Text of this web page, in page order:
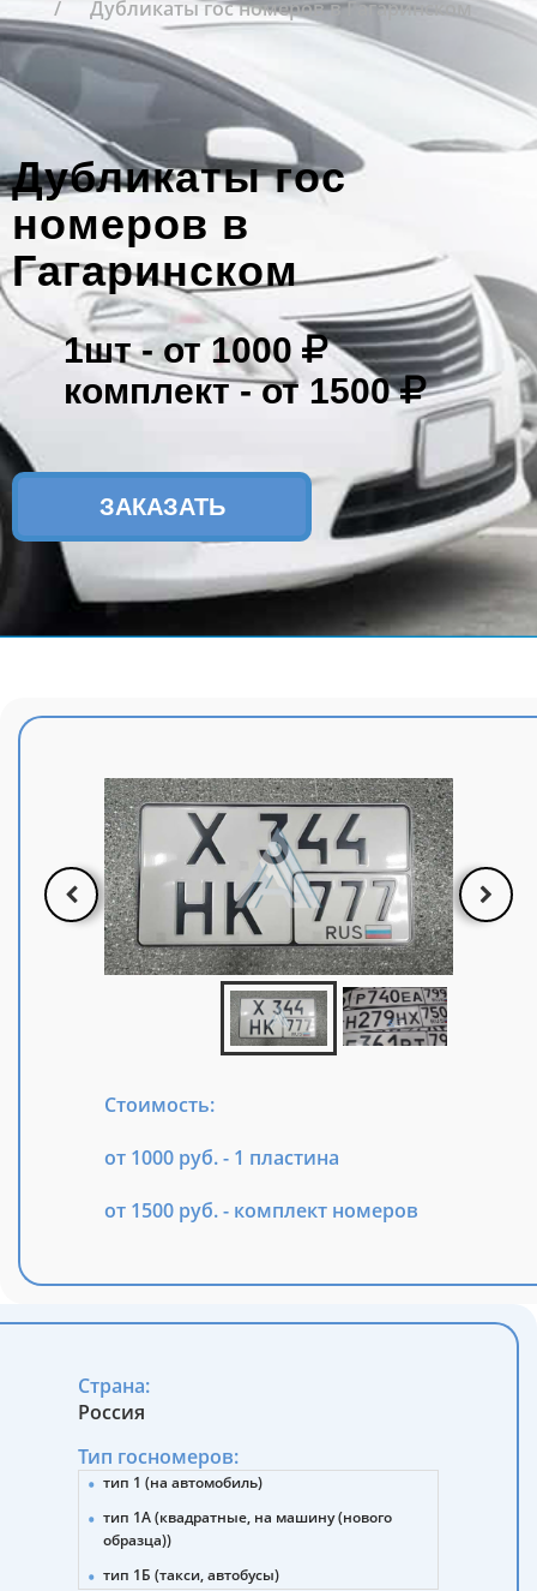
Дубликаты гос номеров в Гагаринском
Дубликаты гос
номеров в
Гагаринском
1шт -от 1000
комплект -от 1500
ЗАКАЗАТЬ
Стоимость:
от 1000 руб. - 1 пластина
от 1500 руб. - комплект номеров
Страна:
Россия
Тип госномеров:
тип 1 (на автомобиль)
тип 1А (квадратные, на машину (нового
образца))
тип 1Б (такси, автобусы)